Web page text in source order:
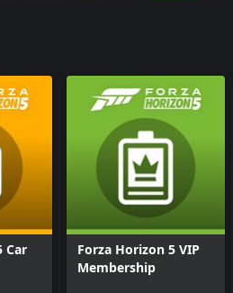
Car
Forza Horizon 5 VIP
Membership